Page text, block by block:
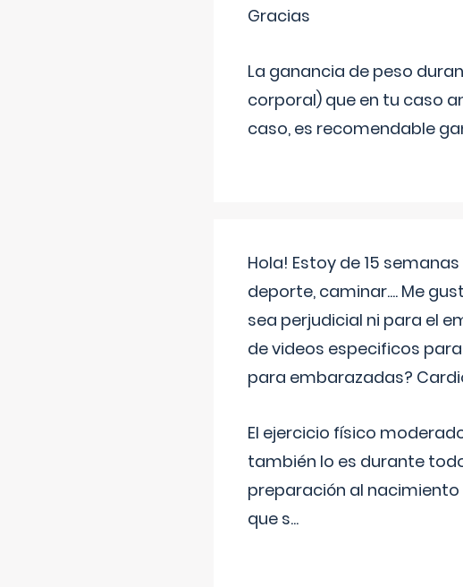
Gracias
La ganancia de peso
corporal) que en tu caso
caso, es recomendable
Hola! Estoy de 15
deporte, caminar.... Me
sea perjudicial ni para el
de videos especificos
para embarazadas?
El ejercicio físico
también lo es durante
preparación al nacimiento
que s...